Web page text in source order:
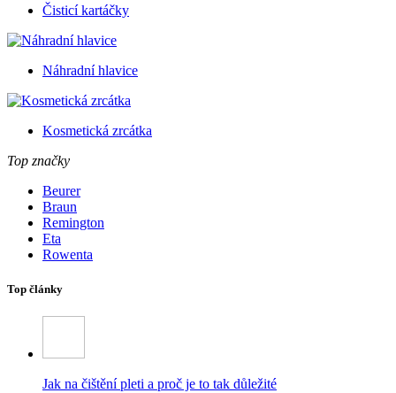
Čisticí kartáčky
Náhradní hlavice
Kosmetická zrcátka
Top značky
Beurer
Braun
Remington
Eta
Rowenta
Top články
Jak na čištění pleti a proč je to tak důležité